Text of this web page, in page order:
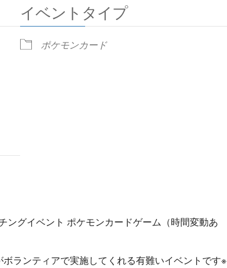
イベントタイプ
ポケモンカード
ングイベント ポケモンカードゲーム（時間変動あ
ランティアで実施してくれる有難いイベントです※